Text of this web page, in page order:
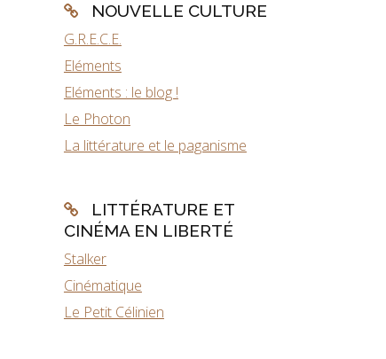
NOUVELLE CULTURE
G.R.E.C.E.
Eléments
Eléments : le blog !
Le Photon
La littérature et le paganisme
LITTÉRATURE ET
CINÉMA EN LIBERTÉ
Stalker
Cinématique
Le Petit Célinien